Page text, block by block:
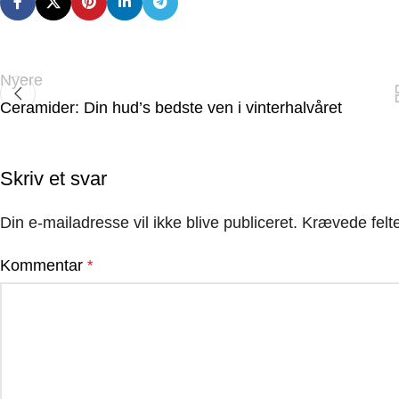
Nyere
Ceramider: Din hud’s bedste ven i vinterhalvåret
Skriv et svar
Din e-mailadresse vil ikke blive publiceret. Krævede
Kommentar *